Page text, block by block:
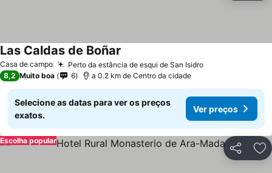
Casa de campo Perto da estância de esqui de San Isidro
Las Caldas de Boñar
8,2 Muito boa 6 a 0.2 km de Centro da cidade
Selecione as datas para ver os preços
exatos.
Ver preços
Partilhar
Escolha popular